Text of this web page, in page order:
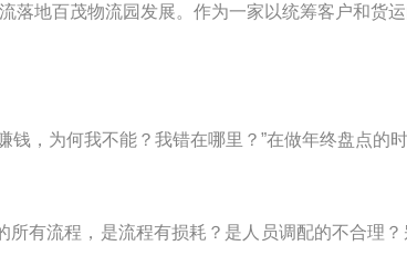
落地百茂物流园发展。作为一家以统筹客户和货
，为何我不能？我错在哪里？”在做年终盘点的
有流程，是流程有损耗？是人员调配的不合理